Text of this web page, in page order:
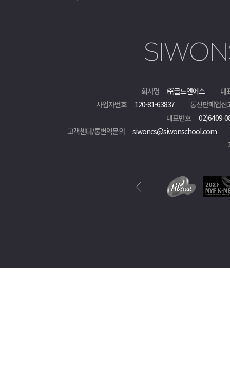
회사명 ㈜골드앤에스
대
사업자번호
120-81-63837
통신판매업신
대표번호
02)6409-
고객센터/통번역문의
siwoncs@siwonschool.com